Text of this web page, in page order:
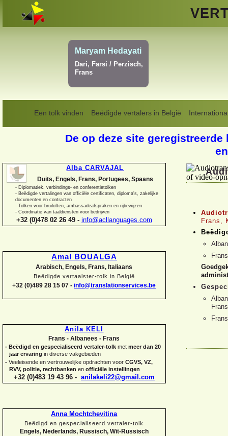
Een tolk vinden Beëdigde vertalers in België
Alba CARVAJAL
Duits, Engels, Frans, Portugees, Spaans
- Diplomatiek, verbindings- en conferentietolken
- Beëdigde vertalingen van officiële certificaten, diploma's, zakelijke
documenten en contracten
- Tolken voor bruiloften, ambassadeafspraken en rijbewijzen
- Coördinatie van taaldiensten voor bedrijven
+32 (0)478 02 26 49 - info@acllanguages.com
Amal BOUALGA
Arabisch, Engels, Frans, Italiaans
Beëdigde vertaalster-tolk in België
+32 (0)489 28 15 07 - info@translationservices.be
Anila KELI
Frans - Albanees - Frans
- Beëdigd en gespecialiseerd vertaler-tolk met meer dan 20
jaar ervaring in diverse vakgebieden
- Veeleisende en vertrouwelijke opdrachten voor CGVS, VZ,
RVV, politie, rechtbanken en officiële instellingen
+32 (0)483 19 43 96 - anilakeli22@gmail.com
Anna Mochtchevitina
Beëdigd en gespecialiseerd vertaler-tolk
Engels, Nederlands, Russisch, Wit-Russisch
De op deze site
Frans,
Frans